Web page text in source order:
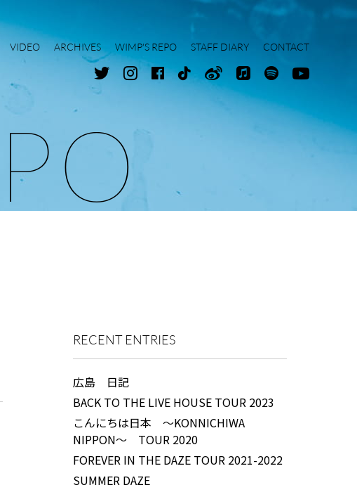
VIDEO ARCHIVES WIMP'S REPO STAFF DIARY CONTACT
PO
RECENT ENTRIES
広島 日記
BACK TO THE LIVE HOUSE TOUR 2023
こんにちは日本 ～KONNICHIWA
NIPPON～ TOUR 2020
FOREVER IN THE DAZE TOUR 2021-2022
SUMMER DAZE